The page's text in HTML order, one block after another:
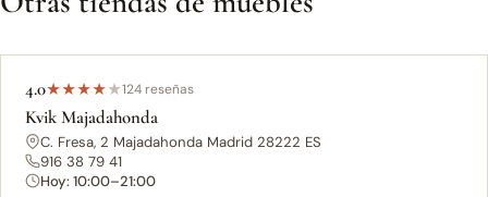
4.0★★★★★124 reseñas
Kvik Majadahonda
C. Fresa, 2 Majadahonda Madrid 28222 ES
916 38 79 41
Hoy: 10:00–21:00